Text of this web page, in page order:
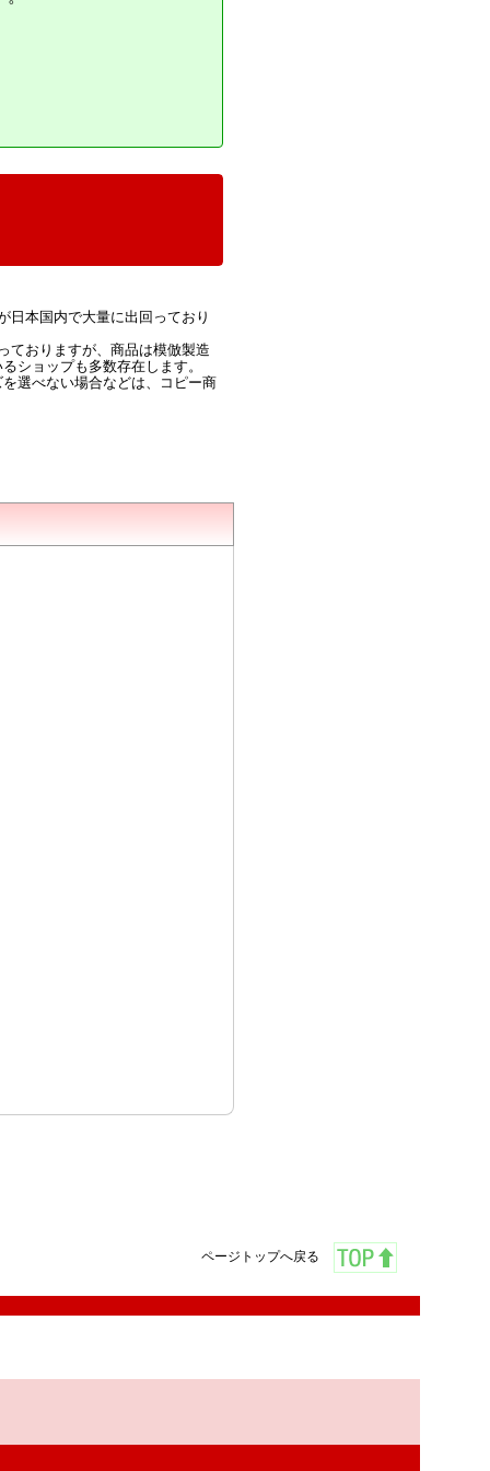
日本国内で大量に出回っており
ておりますが、商品は模倣製造
ショップも多数存在します。
選べない場合などは、コピー商
ページトップへ戻る